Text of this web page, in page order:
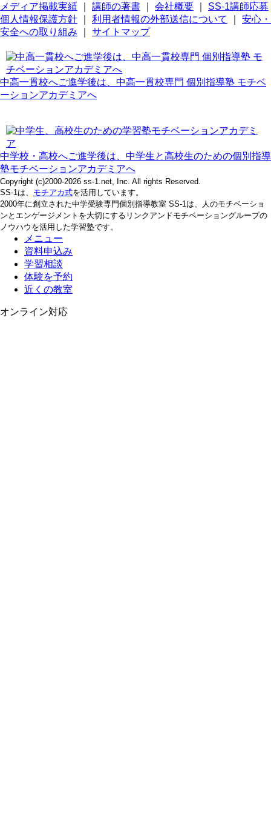
メディア掲載実績 講師の著書 会社概要
SS-1講師応募
個人情報保護方針
利用者情報の外部送信について
安心・
安全への取り組み
サイトマップ
中高一貫校へご進学後は、中高一貫校専門 個別指導塾 モチベ
ーションアカデミアへ
中学校・高校へご進学後は、中学生と高校生のための個別指導
塾モチベーションアカデミアへ
Copyright (c)2000-2026 ss-1.net, Inc. All rights Reserved.
SS-1は、 モチアカ式を活用しています。
2000年に創立された中学受験専門個別指導教室 SS-1は、人のモチベーショ
ンとエンゲージメントを大切にするリンクアンドモチベーショングループの
ノウハウを活用した学習塾です。
メニュー
資料申込み
学習相談
体験を予約
近くの教室
オンライン対応